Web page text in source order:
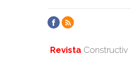
Revista Constructiv